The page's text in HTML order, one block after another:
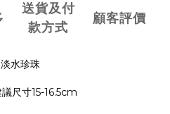
送貨及付
款方式
顧客評價
水珍珠
尺寸15-16.5cm